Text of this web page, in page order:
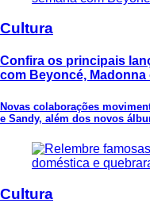
Cultura
Confira os principais
com Beyoncé, Madonna
Novas colaborações
e Sandy, além dos novos
Cultura